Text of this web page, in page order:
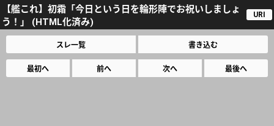
【艦これ】初霜「今日という日を輪形陣でお祝いしましょ
う！」 (HTML化済み)
URI
スレ一覧 書き込む
最初へ 前へ 次へ 最後へ